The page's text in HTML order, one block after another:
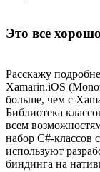
Это все
Расскажу
Xamarin.iOS
больше, чем с
Библиотека
всем
набор C#-классов
используют
биндинга на